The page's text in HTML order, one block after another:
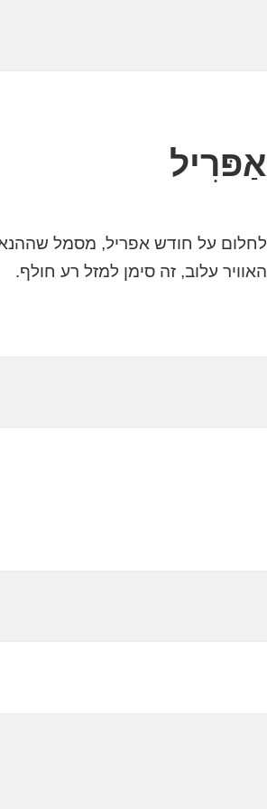
אַפּרִיל
לחלום על חודש אפריל, מסמל
האוויר עלוב, זה סימן למזל רע חולף.